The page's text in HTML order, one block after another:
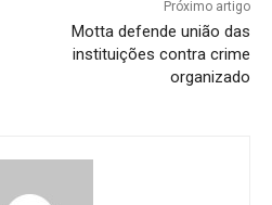
Próximo artigo
Motta defende união das
instituições contra crime
organizado